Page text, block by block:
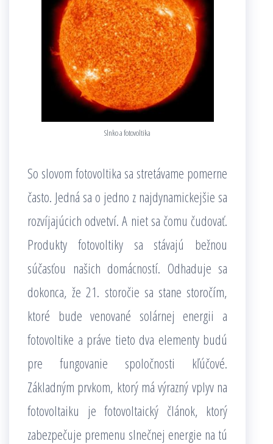
Slnko a fotovoltika
So slovom fotovoltika sa stretávame pomerne
často. Jedná sa o jedno z najdynamickejšie sa
rozvíjajúcich odvetví. A niet sa čomu čudovať.
Produkty fotovoltiky sa stávajú bežnou
súčasťou našich domácností. Odhaduje sa
dokonca, že 21. storočie sa stane storočím,
ktoré bude venované solárnej energii a
fotovoltike a práve tieto dva elementy budú
pre fungovanie spoločnosti kľúčové.
Základným prvkom, ktorý má výrazný vplyv na
fotovoltaiku je fotovoltaický článok, ktorý
zabezpečuje premenu slnečnej energie na tú